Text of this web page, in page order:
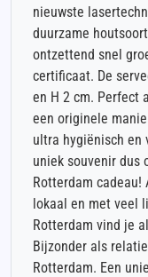
nieuwste
duurzame
ontzettend snel
certificaat. De
en H 2 cm. Perfect
een originele
ultra hygiënisch en
uniek souvenir dus
Rotterdam cadeau!
lokaal en met veel
Rotterdam vind je
Bijzonder als
Rotterdam. Een